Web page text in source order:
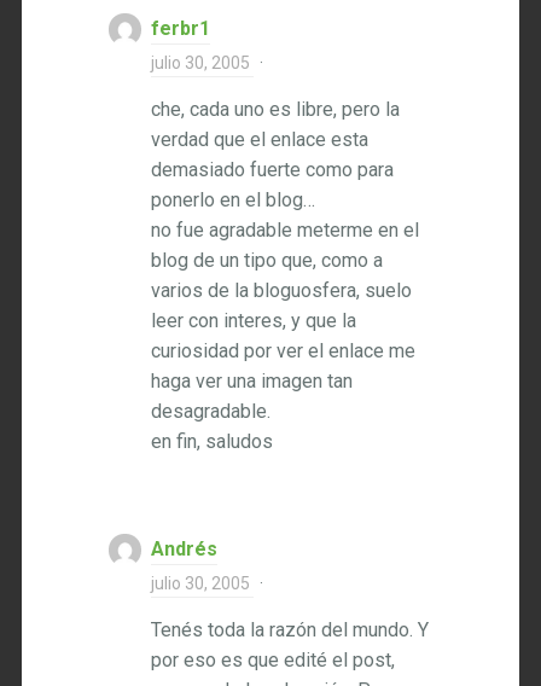
ferbr1
julio 30, 2005 ·
che, cada uno es libre, pero la
verdad que el enlace esta
demasiado fuerte como para
ponerlo en el blog…
no fue agradable meterme en el
blog de un tipo que, como a
varios de la bloguosfera, suelo
leer con interes, y que la
curiosidad por ver el enlace me
haga ver una imagen tan
desagradable.
en fin, saludos
Andrés
julio 30, 2005 ·
Tenés toda la razón del mundo. Y
por eso es que edité el post,